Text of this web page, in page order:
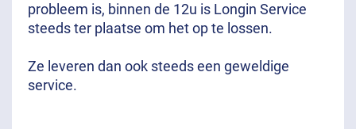
probleem is, binnen de 12u is Longin Service
steeds ter plaatse om het op te lossen.
Ze leveren dan ook steeds een geweldige
service.